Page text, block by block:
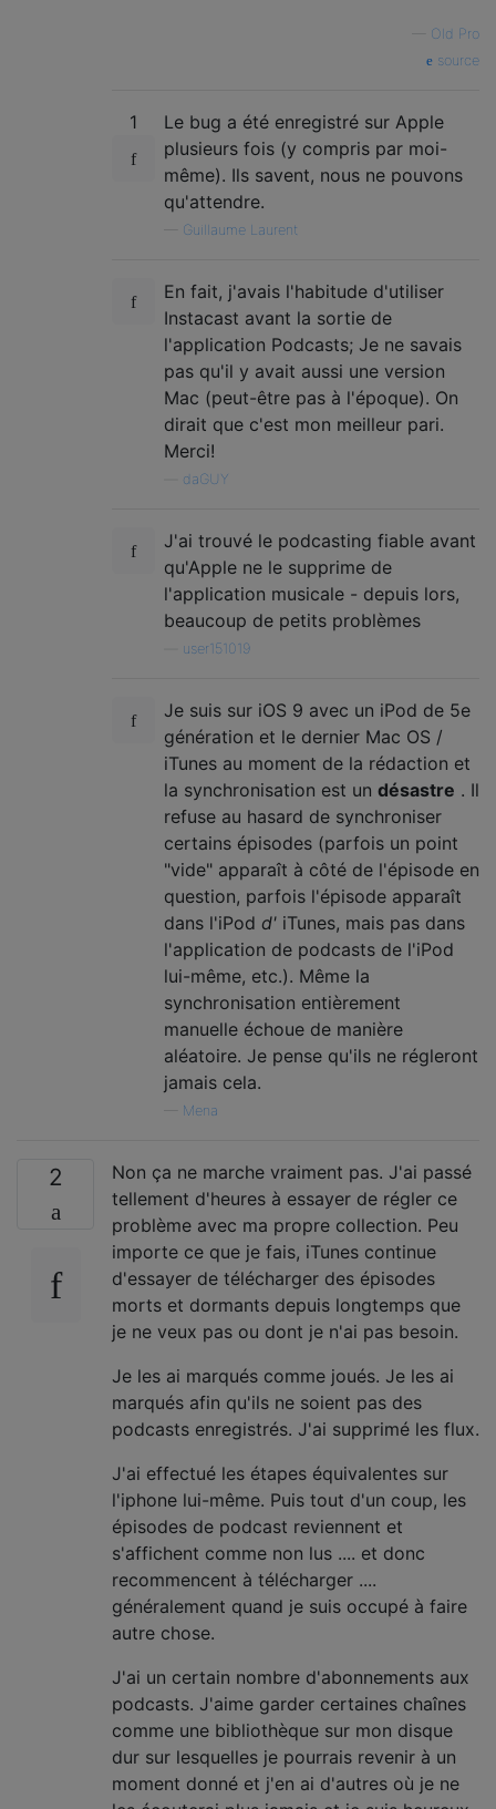
Old Pro
source
1
Le bug a été enregistré sur Apple
plusieurs fois (y compris par moi-
même). Ils savent, nous ne pouvons
qu'attendre.
Guillaume Laurent
En fait, j'avais l'habitude d'utiliser
Instacast avant la sortie de
l'application Podcasts; Je ne savais
pas qu'il y avait aussi une version
Mac (peut-être pas à l'époque). On
dirait que c'est mon meilleur pari.
Merci!
daGUY
J'ai trouvé le podcasting fiable avant
qu'Apple ne le supprime de
l'application musicale - depuis lors,
beaucoup de petits problèmes
user151019
Je suis sur iOS 9 avec un iPod de 5e
génération et le dernier Mac OS /
iTunes au moment de la rédaction et
la synchronisation est un désastre . Il
refuse au hasard de synchroniser
certains épisodes (parfois un point
"vide" apparaît à côté de l'épisode en
question, parfois l'épisode apparaît
dans l'iPod d' iTunes, mais pas dans
l'application de podcasts de l'iPod
lui-même, etc.). Même la
synchronisation entièrement
manuelle échoue de manière
aléatoire. Je pense qu'ils ne régleront
jamais cela.
Mena
2
Non ça ne marche vraiment pas. J'ai passé
tellement d'heures à essayer de régler ce
problème avec ma propre collection. Peu
importe ce que je fais, iTunes continue
d'essayer de télécharger des épisodes
morts et dormants depuis longtemps que
je ne veux pas ou dont je n'ai pas besoin.
Je les ai marqués comme joués. Je les ai
marqués afin qu'ils ne soient pas des
podcasts enregistrés. J'ai supprimé les flux.
J'ai effectué les étapes équivalentes sur
l'iphone lui-même. Puis tout d'un coup, les
épisodes de podcast reviennent et
s'affichent comme non lus .... et donc
recommencent à télécharger ....
généralement quand je suis occupé à faire
autre chose.
J'ai un certain nombre d'abonnements aux
podcasts. J'aime garder certaines chaînes
comme une bibliothèque sur mon disque
dur sur lesquelles je pourrais revenir à un
moment donné et j'en ai d'autres où je ne